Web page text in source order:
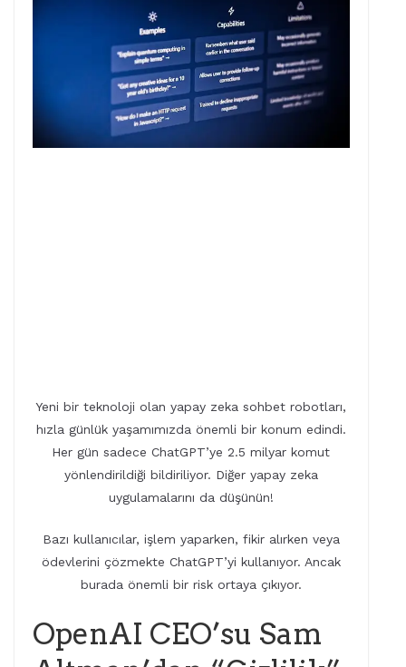
Yeni bir teknoloji olan yapay zeka sohbet robotları,
hızla günlük yaşamımızda önemli bir konum edindi.
Her gün sadece ChatGPT’ye 2.5 milyar komut
yönlendirildiği bildiriliyor. Diğer yapay zeka
uygulamalarını da düşünün!
Bazı kullanıcılar, işlem yaparken, fikir alırken veya
ödevlerini çözmekte ChatGPT’yi kullanıyor. Ancak
burada önemli bir risk ortaya çıkıyor.
OpenAI CEO’su Sam